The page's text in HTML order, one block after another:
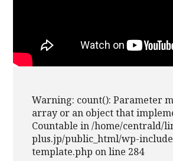
Warning: count(): Parameter
array or an object that
Countable in/home/centrald/
plus.jp/public_html/wp-
template.php on line 284